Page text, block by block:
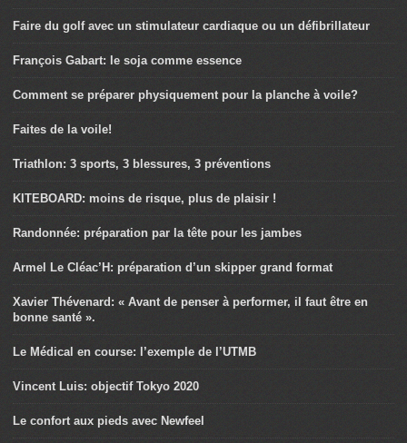
Faire du golf avec un stimulateur cardiaque ou un défibrillateur
François Gabart: le soja comme essence
Comment se préparer physiquement pour la planche à voile?
Faites de la voile!
Triathlon: 3 sports, 3 blessures, 3 préventions
KITEBOARD: moins de risque, plus de plaisir !
Randonnée: préparation par la tête pour les jambes
Armel Le Cléac’H: préparation d’un skipper grand format
Xavier Thévenard: « Avant de penser à performer, il faut être en
bonne santé ».
Le Médical en course: l’exemple de l’UTMB
Vincent Luis: objectif Tokyo 2020
Le confort aux pieds avec Newfeel